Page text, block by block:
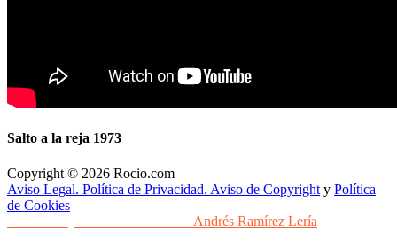
Salto a la reja 1973
Copyright © 2026 Rocio.com
Aviso Legal. Política de Privacidad. Aviso de Copyright y Política
de Cookies
Andrés Ramírez Lería